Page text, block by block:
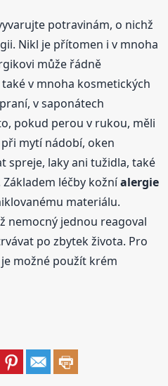
potravinám, o nichž
Nikl je přítomen i v mnoha
může řádně
v mnoha kosmetických
v saponátech
pokud perou v rukou, měli
mytí nádobí, oken
spreje, laky ani tužidla, také
Základem léčby kožníalergie
materiálu.
nemocný jednou reagoval
po zbytek života. Pro
možné použít krém